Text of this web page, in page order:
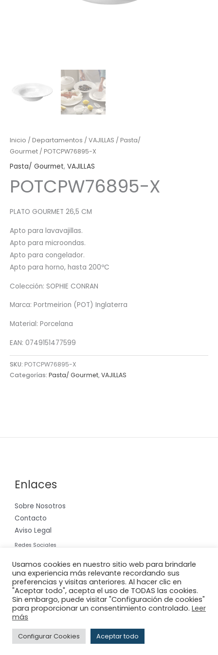
Inicio / Departamentos / VAJILLAS / Pasta/
Gourmet / POTCPW76895-X
Pasta/ Gourmet, VAJILLAS
POTCPW76895-X
PLATO GOURMET 26,5 CM
Apto para lavavajillas.
Apto para microondas.
Apto para congelador.
Apto para horno, hasta 200ºC
Colección: SOPHIE CONRAN
Marca: Portmeirion (POT) Inglaterra
Material: Porcelana
EAN: 0749151477599
SKU: POTCPW76895-X
Categorías: Pasta/ Gourmet,VAJILLAS
Enlaces
Sobre Nosotros
Contacto
Aviso Legal
Redes Sociales
Powered byAdderit S.L.
Usamos cookies en nuestro sitio web para brindarle
una experiencia más relevante recordando sus
preferencias y visitas anteriores. Al hacer clic en
"Aceptar todo", acepta el uso de TODAS las cookies.
Sin embargo, puede visitar "Configuración de cookies"
para proporcionar un consentimiento controlado. Leer
más
Configurar Cookies Aceptar todo